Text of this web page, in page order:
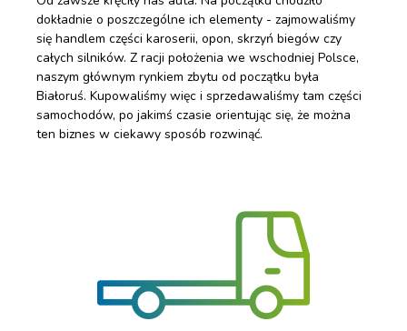
dokładnie o poszczególne ich elementy - zajmowaliśmy
się handlem części karoserii, opon, skrzyń biegów czy
całych silników. Z racji położenia we wschodniej Polsce,
naszym głównym rynkiem zbytu od początku była
Białoruś. Kupowaliśmy więc i sprzedawaliśmy tam części
samochodów, po jakimś czasie orientując się, że można
ten biznes w ciekawy sposób rozwinąć.